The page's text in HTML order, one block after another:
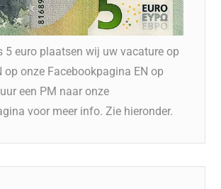
5 euro plaatsen wij uw vacature op
op onze Facebookpagina EN op
een PM naar onze
voor meer info. Zie hieronder.